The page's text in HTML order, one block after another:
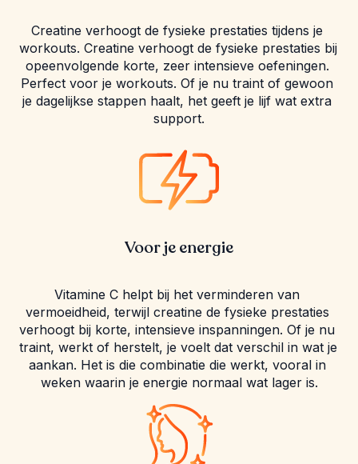
Creatine verhoogt de fysieke prestaties tijdens je
workouts. Creatine verhoogt de fysieke prestaties bij
opeenvolgende korte, zeer intensieve oefeningen.
Perfect voor je workouts. Of je nu traint of gewoon
je dagelijkse stappen haalt, het geeft je lijf wat extra
support.
Voor je energie
Vitamine C helpt bij het verminderen van
vermoeidheid, terwijl creatine de fysieke prestaties
verhoogt bij korte, intensieve inspanningen. Of je nu
traint, werkt of herstelt, je voelt dat verschil in wat je
aankan. Het is die combinatie die werkt, vooral in
weken waarin je energie normaal wat lager is.